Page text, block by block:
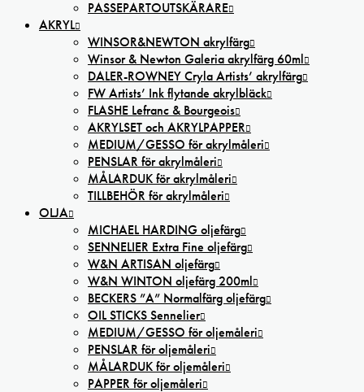
PASSEPARTOUTSKÄRARE
AKRYL
WINSOR&NEWTON akrylfärg
Winsor & Newton Galeria akrylfärg 60ml
DALER-ROWNEY Cryla Artists’ akrylfärg
FW Artists’ Ink flytande akrylbläck
FLASHE Lefranc & Bourgeois
AKRYLSET och AKRYLPAPPER
MEDIUM/GESSO för akrylmåleri
PENSLAR för akrylmåleri
MÅLARDUK för akrylmåleri
TILLBEHÖR för akrylmåleri
OLJA
MICHAEL HARDING oljefärg
SENNELIER Extra Fine oljefärg
W&N ARTISAN oljefärg
W&N WINTON oljefärg 200ml
BECKERS ”A” Normalfärg oljefärg
OIL STICKS Sennelier
MEDIUM/GESSO för oljemåleri
PENSLAR för oljemåleri
MÅLARDUK för oljemåleri
PAPPER för oljemåleri